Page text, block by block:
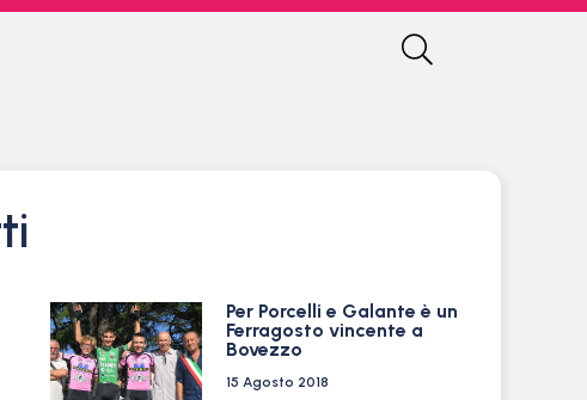
Per Porcelli e Galante è un
Ferragosto vincente a
Bovezzo
15 Agosto 2018